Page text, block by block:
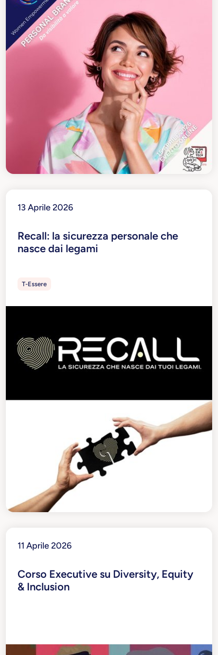
13 Aprile 2026
Recall: la sicurezza personale che
nasce dai legami
T-Essere
11 Aprile 2026
Corso Executive su Diversity, Equity
& Inclusion